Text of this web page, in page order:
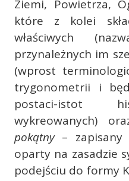
Ziemi, Powietrza,
które z kolei
właściwych
przynależnych im
(wprost
trygonometrii i
postaci-istot
wykreowanych)
pokątny –
oparty na zasadzie
podejściu do formy